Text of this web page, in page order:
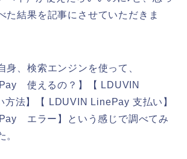
た結果を記事にさせていただきま
身、検索エンジンを使って、
使えるの？】【 LDUVIN
法】【 LDUVIN LinePay 支払い】
エラー】という感じで調べてみ
。